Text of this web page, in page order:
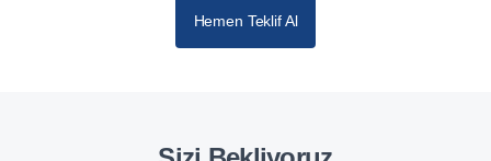
Hemen Teklif Al